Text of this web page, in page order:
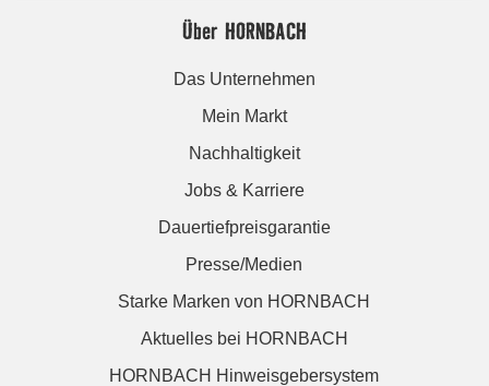
Über HORNBACH
Das Unternehmen
Mein Markt
Nachhaltigkeit
Jobs & Karriere
Dauertiefpreisgarantie
Presse/Medien
Starke Marken von HORNBACH
Aktuelles bei HORNBACH
HORNBACH Hinweisgebersystem